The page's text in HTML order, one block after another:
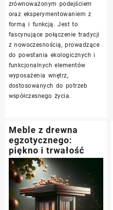
zrównoważonym podejściem
oraz eksperymentowaniem z
formą i funkcją. Jest to
fascynujące połączenie tradycji
z nowoczesnością, prowadzące
do powstania ekologicznych i
funkcjonalnych elementów
wyposażenia wnętrz,
dostosowanych do potrzeb
współczesnego życia.
Meble z drewna
egzotycznego:
piękno i trwałość